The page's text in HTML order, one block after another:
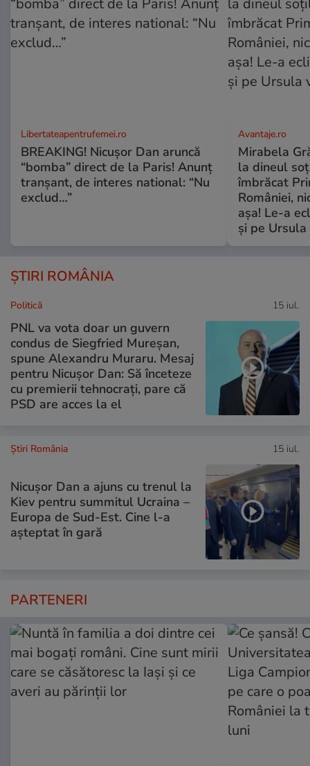
Libertateapentrufemei.ro
BREAKING! Nicușor Dan aruncă
“bomba” direct de la Paris! Anunț
tranșant, de interes national: “Nu
exclud…”
Avantaje.ro
Mirabela
la dineul
îmbrăcat
României,
așa! Le-a
și pe
ȘTIRI ROMÂNIA
Politică 15 iul.
PNL va vota doar un guvern
condus de Siegfried Mureșan,
spune Alexandru Muraru. Mesaj
pentru Nicușor Dan: Să înceteze
cu premierii tehnocrați, pare că
PSD are acces la el
Știri România 15 iul.
Nicușor Dan a ajuns cu trenul la
Kiev pentru summitul Ucraina –
Europa de Sud-Est. Cine l-a
așteptat în gară
PARTENERI